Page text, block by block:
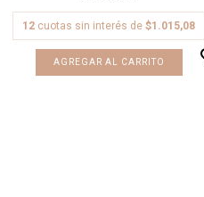
12 cuotas sin interés de $1.015,08
AGREGAR AL CARRITO